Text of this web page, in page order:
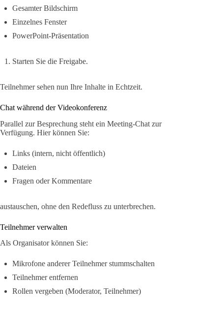
Gesamter Bildschirm
Einzelnes Fenster
PowerPoint-Präsentation
Starten Sie die Freigabe.
Teilnehmer sehen nun Ihre Inhalte in Echtzeit.
Chat während der Videokonferenz
Parallel zur Besprechung steht ein Meeting-Chat zur
Verfügung. Hier können Sie:
Links (intern, nicht öffentlich)
Dateien
Fragen oder Kommentare
austauschen, ohne den Redefluss zu unterbrechen.
Teilnehmer verwalten
Als Organisator können Sie:
Mikrofone anderer Teilnehmer stummschalten
Teilnehmer entfernen
Rollen vergeben (Moderator, Teilnehmer)